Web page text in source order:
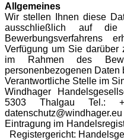
Allgemeines
Wir stellen Ihnen diese
ausschließlich auf
Bewerbungsverfahrens
Verfügung um Sie darüber
im Rahmen des
personenbezogenen Daten
Verantwortliche Stelle im
Windhager
5303 Thalgau Tel.:
datenschutz@windhager.eu
Eintragung im
Registergericht: